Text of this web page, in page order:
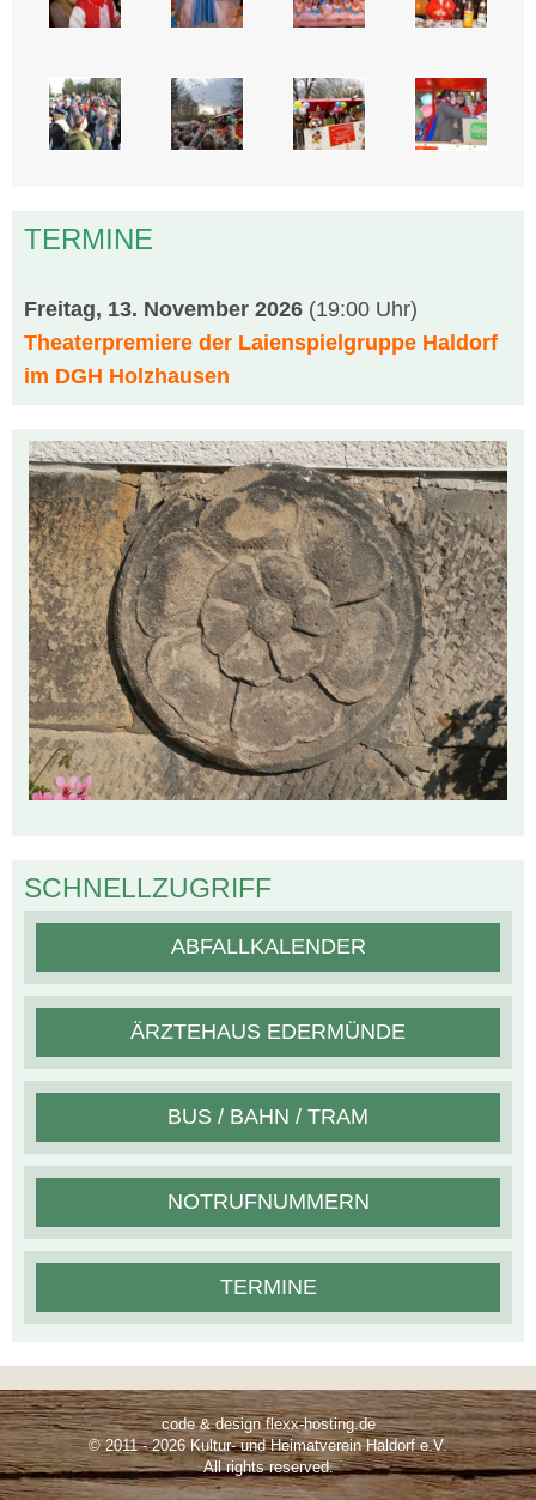
TERMINE
Freitag, 13. November 2026 (19:00 Uhr)
Theaterpremiere der Laienspielgruppe Haldorf
im DGH Holzhausen
SCHNELLZUGRIFF
ABFALLKALENDER
ÄRZTEHAUS EDERMÜNDE
BUS / BAHN / TRAM
NOTRUFNUMMERN
TERMINE
code & design flexx-hosting.de
© 2011 - 2026 Kultur- und Heimatverein Haldorf e.V.
All rights reserved.